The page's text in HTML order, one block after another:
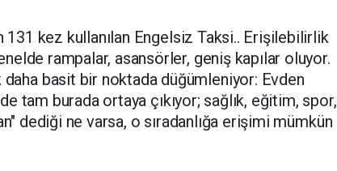
131 kez kullanılan Engelsiz Taksi.. Erişilebilirlik
rampalar, asansörler, geniş kapılar oluyor.
basit bir noktada düğümleniyor: Evden
tam burada ortaya çıkıyor; sağlık, eğitim, spor,
dediği ne varsa, o sıradanlığa erişimi mümkün